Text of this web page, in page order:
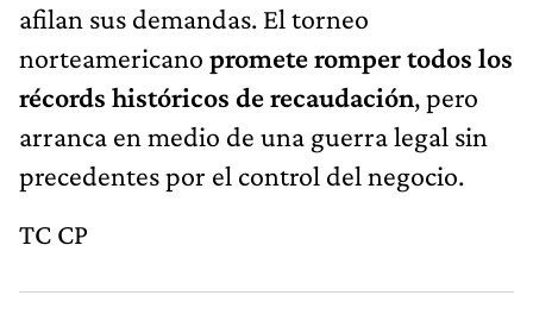
afilan sus demandas. El torneo
norteamericano promete romper todos los
récords históricos de recaudación, pero
arranca en medio de una guerra legal sin
precedentes por el control del negocio.
TC CP